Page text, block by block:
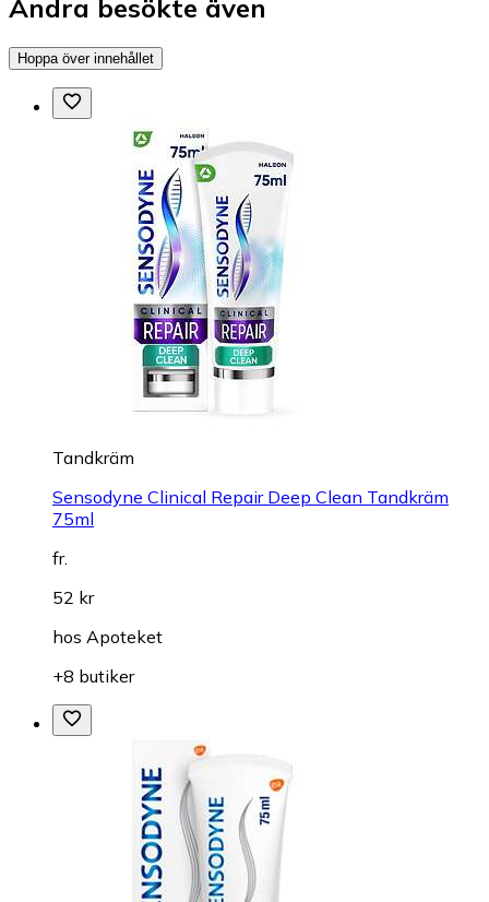
Andra besökte även
Hoppa över innehållet
Tandkräm
Sensodyne Clinical Repair Deep Clean Tandkräm
75ml
fr.
52 kr
hos Apoteket
+8 butiker